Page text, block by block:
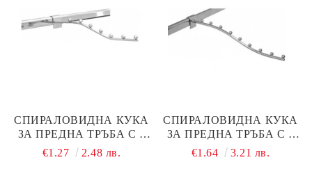
СПИРАЛОВИДНА КУКА
ЗА ПРЕДНА ТРЪБА С 7
ТОПЧЕТА, ХРОМ
€1.27 2.48 лв.
СПИРАЛОВИДНА КУКА
ЗА ПРЕДНА ТРЪБА С 9
ТОПЧЕТА, ХРОМ
€1.64 3.21 лв.